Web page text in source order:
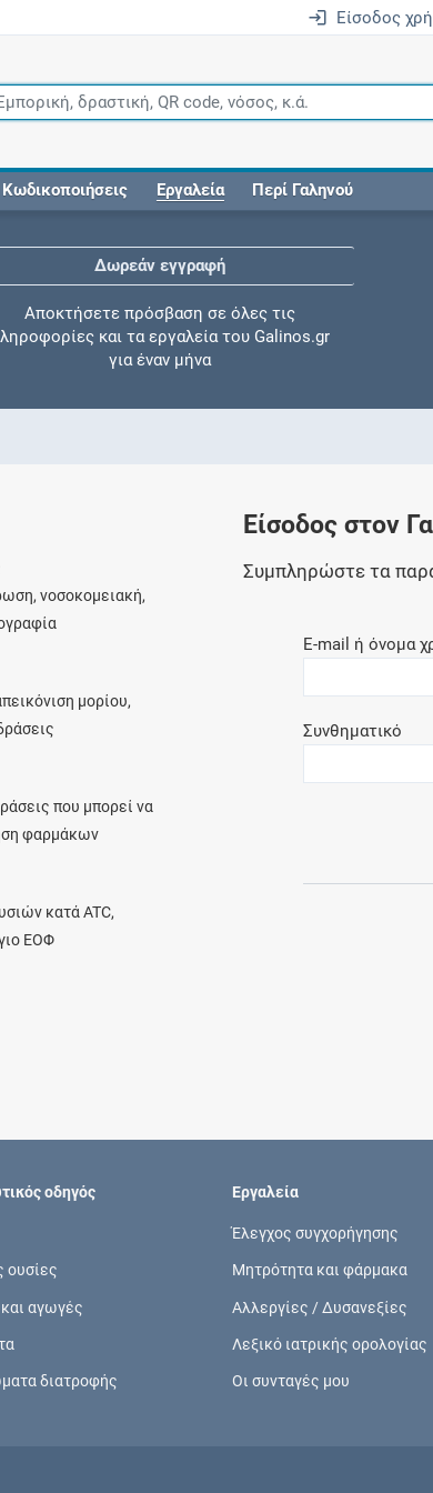
Είσοδος
Κωδικοποιήσεις Εργαλεία Περί Γαληνού
Δωρεάν εγγραφή
Αποκτήσετε πρόσβαση σε όλες τις
και τα εργαλεία του Galinos.gr
για έναν μήνα
Ελέγξτε την αγωγή σας για αντενδείξεις και
Αποθηκεύστε τις συνταγές σας και
μοιραστείτε τις εύκολα και με ασφάλεια
για την ασφάλεια χορήγησης
ενός φαρμάκου κατά τη διάρκεια της
επιπλέον παροχές των συνδρομητικών
Ενδείξεις και αγωγές
συμπτώματα και ιατρικές πράξεις
νοσοκομειακή,
μορίου,
που μπορεί να
φαρμάκων
κατά ATC,
ΕΟΦ
Είσοδος στον
Συμπληρώστε τα
E-mail ή όνομα
Συνθηματικό
οδηγός
ουσίες
και αγωγές
διατροφής
Εργαλεία
Έλεγχος συγχορήγησης
Μητρότητα και φάρμακα
Αλλεργίες / Δυσανεξίες
Λεξικό ιατρικής ορολογίας
Οι συνταγές μου